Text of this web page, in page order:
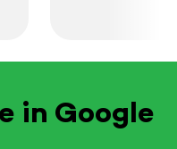
in Google